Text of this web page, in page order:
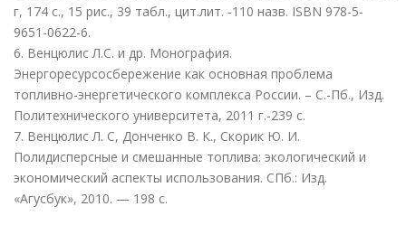
г, 174 с., 15 рис., 39 табл., цит.лит. -110 назв. ISBN 978-5-
9651-0622-6.
6. Венцюлис Л.С. и др. Монография.
Энергоресурсосбережение как основная проблема
топливно-энергетического комплекса России. – С.-Пб., Изд.
Политехнического университета, 2011 г.-239 с.
7. Венцюлис Л. С, Донченко В. К., Скорик Ю. И.
Полидисперсные и смешанные топлива: экологический и
экономический аспекты использования. СПб.: Изд.
«Агусбук», 2010. — 198 с.